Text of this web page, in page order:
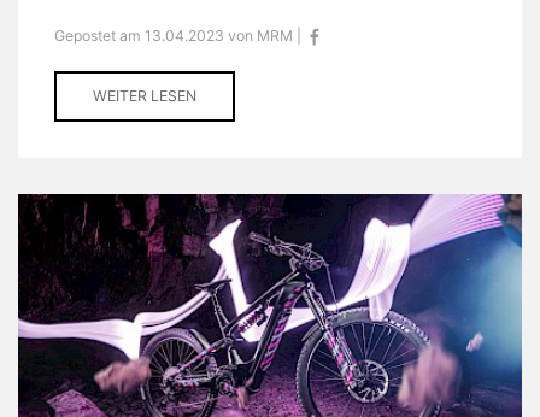
Gepostet am 13.04.2023 von MRM |
WEITER LESEN